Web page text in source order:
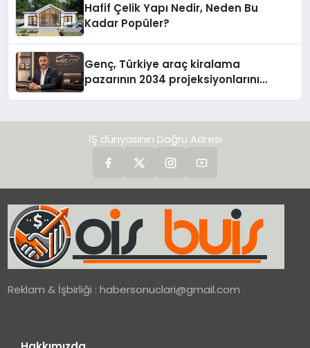
Hafif Çelik Yapı Nedir, Neden Bu
Kadar Popüler?
Genç, Türkiye araç kiralama
pazarının 2034 projeksiyonlarını
İŞ dünyasının Doğru Adresi
Reklam & İşbirliği :habersonuclari@gmail.com